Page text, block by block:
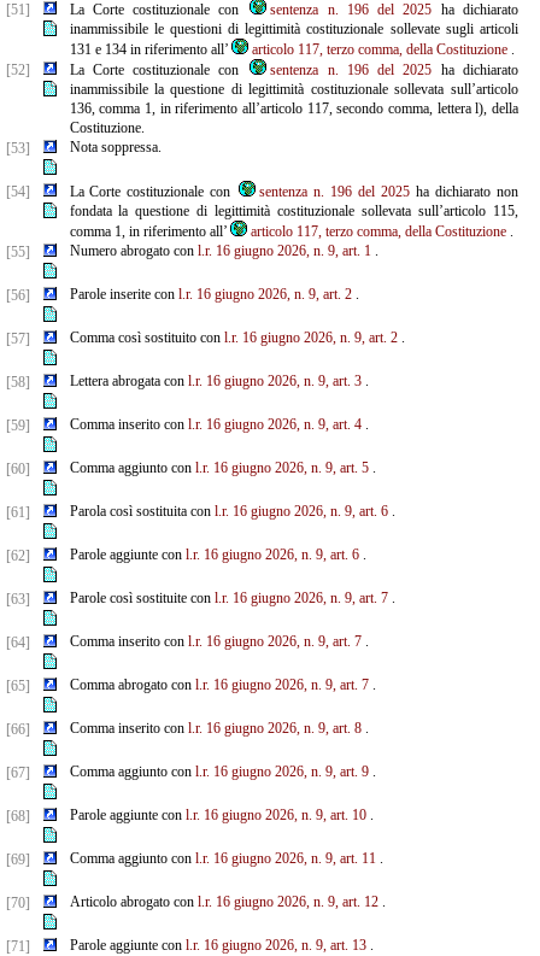
[51]
La Corte costituzionale con sentenza n. 196 del 2025 ha dichiarato
inammissibile le questioni di legittimità costituzionale sollevate sugli articoli
131 e 134 in riferimento all’
articolo 117, terzo comma, della Costituzione.
[52]
La Corte costituzionale con sentenza n. 196 del 2025 ha dichiarato
inammissibile la questione di legittimità costituzionale sollevata sull’articolo
136, comma 1, in riferimento all’articolo 117, secondo comma, lettera l), della
Costituzione.
[53]
Nota soppressa.
[54] La Corte costituzionale con sentenza n. 196 del 2025 ha dichiarato non
fondata la questione di legittimità costituzionale sollevata sull’articolo 115,
comma 1, in riferimento all’
articolo 117, terzo comma, della Costituzione.
[55]
Numero abrogato con l.r. 16 giugno 2026, n. 9, art. 1.
[56] Parole inserite con l.r. 16 giugno 2026, n. 9, art. 2.
[57] Comma così sostituito con l.r. 16 giugno 2026, n. 9, art. 2.
[58] Lettera abrogata con l.r. 16 giugno 2026, n. 9, art. 3.
[59] Comma inserito con l.r. 16 giugno 2026, n. 9, art. 4.
[60] Comma aggiunto con l.r. 16 giugno 2026, n. 9, art. 5.
[61] Parola così sostituita con l.r. 16 giugno 2026, n. 9, art. 6.
[62] Parole aggiunte con l.r. 16 giugno 2026, n. 9, art. 6.
[63] Parole così sostituite con l.r. 16 giugno 2026, n. 9, art. 7.
[64] Comma inserito con l.r. 16 giugno 2026, n. 9, art. 7.
[65] Comma abrogato con l.r. 16 giugno 2026, n. 9, art. 7.
[66] Comma inserito con l.r. 16 giugno 2026, n. 9, art. 8.
[67] Comma aggiunto con l.r. 16 giugno 2026, n. 9, art. 9.
[68] Parole aggiunte con l.r. 16 giugno 2026, n. 9, art. 10.
[69] Comma aggiunto con l.r. 16 giugno 2026, n. 9, art. 11.
[70] Articolo abrogato con l.r. 16 giugno 2026, n. 9, art. 12.
[71] Parole aggiunte con l.r. 16 giugno 2026, n. 9, art. 13.